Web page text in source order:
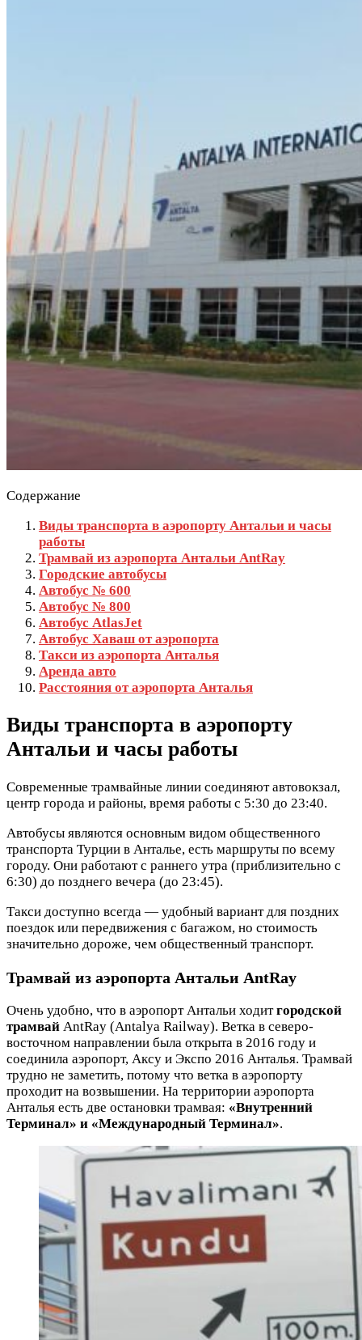
Содержание
Виды транспорта в аэропорту Антальи и часы
работы
Трамвай из аэропорта Антальи AntRay
Городские автобусы
Автобус № 600
Автобус № 800
Автобус AtlasJet
Автобус Хаваш от аэропорта
Такси из аэропорта Анталья
Аренда авто
Расстояния от аэропорта Анталья
Виды транспорта в аэропорту
Антальи и часы работы
Современные трамвайные линии соединяют автовокзал,
центр города и районы, время работы с 5:30 до 23:40.
Автобусы являются основным видом общественного
транспорта Турции в Анталье, есть маршруты по всему
городу. Они работают с раннего утра (приблизительно с
6:30) до позднего вечера (до 23:45).
Такси доступно всегда — удобный вариант для поздних
поездок или передвижения с багажом, но стоимость
значительно дороже, чем общественный транспорт.
Трамвай из аэропорта Антальи AntRay
Очень удобно, что в аэропорт Антальи ходитгородской
трамвай AntRay (Antalya Railway). Ветка в северо-
восточном направлении была открыта в 2016 году и
соединила аэропорт, Аксу и Экспо 2016 Анталья. Трамвай
трудно не заметить, потому что ветка в аэропорту
проходит на возвышении. На территории аэропорта
Анталья есть две остановки трамвая: «Внутренний
Терминал» и «Международный Терминал».